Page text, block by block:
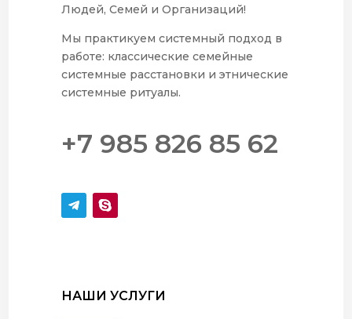
Людей, Семей и Организаций!
Мы практикуем системный подход в
работе: классические семейные
системные расстановки и этнические
системные ритуалы.
+7 985 826 85 62
НАШИ УСЛУГИ